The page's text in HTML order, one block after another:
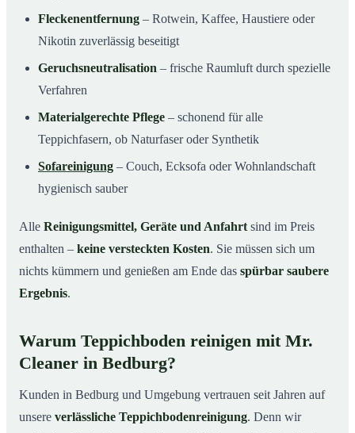
Fleckenentfernung – Rotwein, Kaffee, Haustiere oder
Nikotin zuverlässig beseitigt
Geruchsneutralisation – frische Raumluft durch spezielle
Verfahren
Materialgerechte Pflege – schonend für alle
Teppichfasern, ob Naturfaser oder Synthetik
Sofareinigung – Couch, Ecksofa oder Wohnlandschaft
hygienisch sauber
Alle Reinigungsmittel, Geräte und Anfahrt sind im Preis
enthalten – keine versteckten Kosten. Sie müssen sich um
nichts kümmern und genießen am Ende das spürbar saubere
Ergebnis.
Warum Teppichboden reinigen mit Mr.
Cleaner in Bedburg?
Kunden in Bedburg und Umgebung vertrauen seit Jahren auf
unsere verlässliche Teppichbodenreinigung. Denn wir